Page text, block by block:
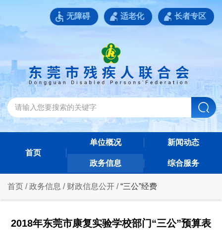
无障碍 适老化 长者专区
首页
单位概况 新闻动态
政务信息 综合服务
首页 /政务信息 / 财政信息公开 /“三公”经费
2018年东莞市康复实验学校部门“三公”预算表